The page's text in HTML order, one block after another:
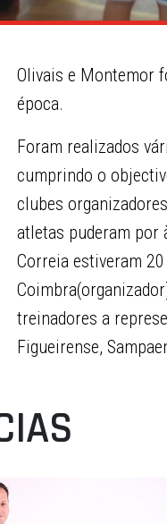
Olivais e Montemor
época.
Foram realizados
cumprindo o
clubes
atletas puderam por
Correia estiveram
treinadores a
Figueirense,